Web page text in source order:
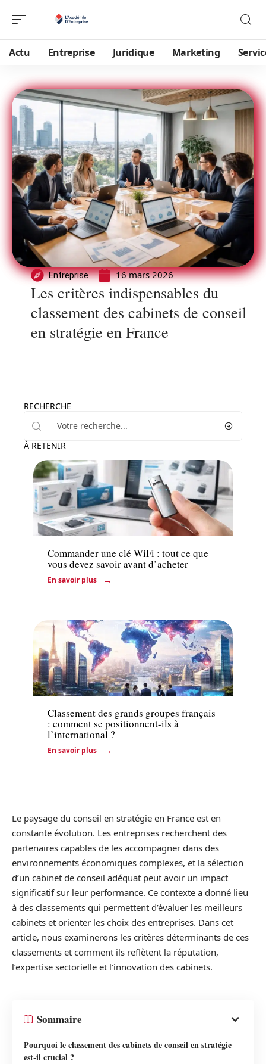
Actu Entreprise Juridique Marketing
Entreprise 16 mars 2026
Les critères indispensables du
classement des cabinets de conseil
en stratégie en France
RECHERCHE
À RETENIR
Actu
Commander une clé WiFi : tout ce que
vous devez savoir avant d’acheter
En savoir plus
Entreprise
Classement des grands groupes français
: comment se positionnent-ils à
l’international ?
En savoir plus
Le paysage du conseil en stratégie en France est en
constante évolution. Les entreprises recherchent des
partenaires capables de les accompagner dans des
environnements économiques complexes, et la sélection
d’un cabinet de conseil adéquat peut avoir un impact
significatif sur leur performance. Ce contexte a donné lieu
à des classements qui permettent d’évaluer les meilleurs
cabinets et orienter les choix des entreprises. Dans cet
article, nous examinerons les critères déterminants de ces
classements et comment ils reflètent la réputation,
l’expertise sectorielle et l’innovation des cabinets.
Sommaire
Pourquoi le classement des cabinets de conseil en stratégie
est-il crucial ?